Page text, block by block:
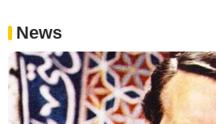
News